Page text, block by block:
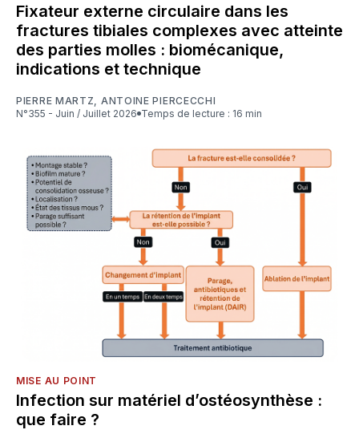
Fixateur externe circulaire dans les
fractures tibiales complexes avec atteinte
des parties molles : biomécanique,
indications et technique
PIERRE MARTZ
ANTOINE PIERCECCHI
N°355 - Juin / Juillet 2026
Temps de lecture : 16 min
MISE AU POINT
Infection sur matériel d’ostéosynthèse :
que faire ?